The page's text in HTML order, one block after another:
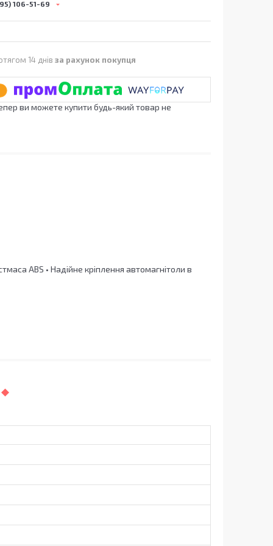
106-51-69
14 днів за рахунок покупця
ви можете купити будь-який товар не
ABS • Надійне кріплення автомагнітоли в